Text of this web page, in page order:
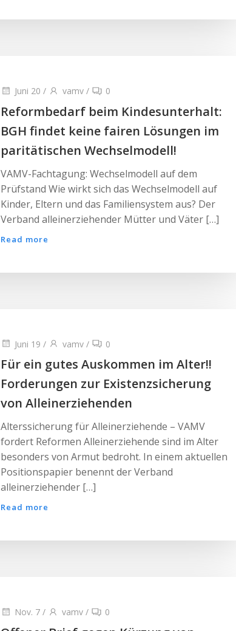
Juni 20 / vamv / 0
Reformbedarf beim Kindesunterhalt:
BGH findet keine fairen Lösungen im
paritätischen Wechselmodell!
VAMV-Fachtagung: Wechselmodell auf dem
Prüfstand Wie wirkt sich das Wechselmodell auf
Kinder, Eltern und das Familiensystem aus? Der
Verband alleinerziehender Mütter und Väter […]
Read more
Juni 19 / vamv / 0
Für ein gutes Auskommen im Alter!!
Forderungen zur Existenzsicherung
von Alleinerziehenden
Alterssicherung für Alleinerziehende – VAMV
fordert Reformen Alleinerziehende sind im Alter
besonders von Armut bedroht. In einem aktuellen
Positionspapier benennt der Verband
alleinerziehender […]
Read more
Nov. 7 / vamv / 0